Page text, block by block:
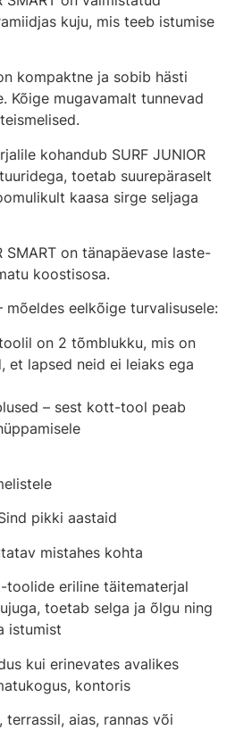
kuju, mis teeb istumise
kompaktne ja sobib hästi
Kõige mugavamalt tunnevad
kohandub SURF JUNIOR
toetab suurepäraselt
kaasa sirge seljaga
SMART on tänapäevase laste-
koostisosa.
mõeldes eelkõige turvalisusele:
on 2 tõmblukku, mis on
et lapsed neid ei leiaks ega
– sest kott-tool peab
pikki aastaid
mistahes kohta
eriline täitematerjal
toetab selga ja õlgu ning
istumist
kui erinevates avalikes
kontoris
aias, rannas või